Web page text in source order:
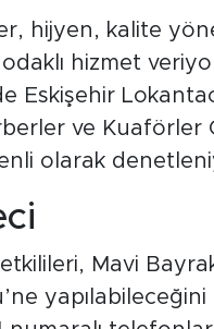
hijyen, kalite
hizmet
Eskişehir
ve Kuaförler
olarak
Mavi